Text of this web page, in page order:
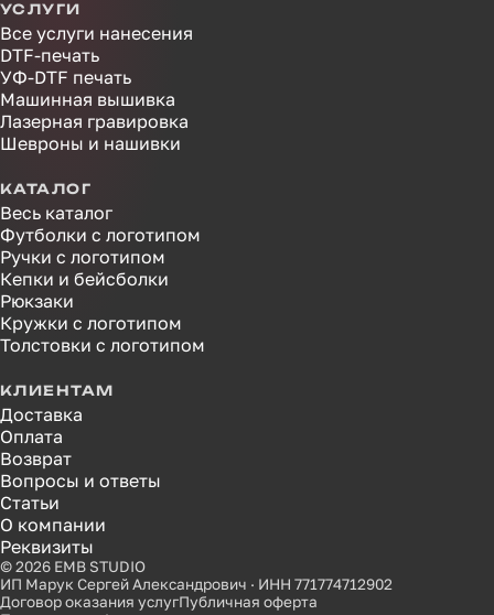
УСЛУГИ
Все услуги нанесения
DTF-печать
УФ-DTF печать
Машинная вышивка
Лазерная гравировка
Шевроны и нашивки
КАТАЛОГ
Весь каталог
Футболки с логотипом
Ручки с логотипом
Кепки и бейсболки
Рюкзаки
Кружки с логотипом
Толстовки с логотипом
КЛИЕНТАМ
Доставка
Оплата
Возврат
Вопросы и ответы
Статьи
О компании
Реквизиты
© 2026 EMB STUDIO
ИП Марук Сергей Александрович · ИНН 771774712902
Договор оказания услугПубличная оферта